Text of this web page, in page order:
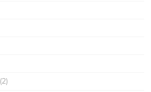
(2)